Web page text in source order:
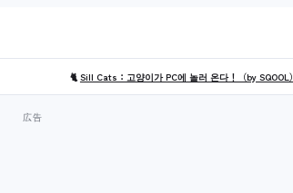
🐈Sill Cats：고양이가 PC에 놀러 온다！（by SQOOL）